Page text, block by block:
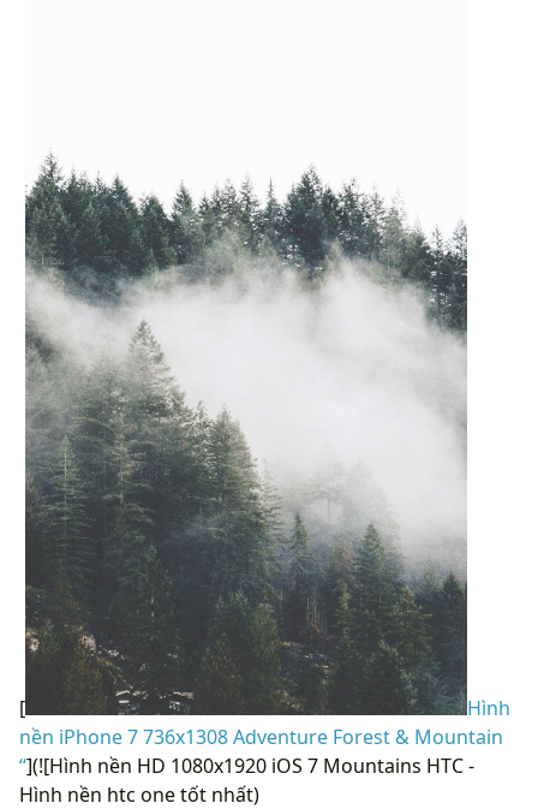
[
Hình
nền iPhone 7 736x1308 Adventure Forest & Mountain
“](![Hình nền HD 1080x1920 iOS 7 Mountains HTC -
Hình nền htc one tốt nhất)